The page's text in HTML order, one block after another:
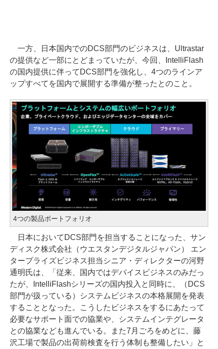
一方、日本国内でのDCS部門のビジネスは、Ultrastar
の提供など一部にとどまっていたが、今回、IntelliFlash
の国内提供に伴ってDCS部門を強化し、4つのラインア
ップすべてを国内で展開する準備が整ったとのこと。
4つの製品ポートフォリオ
日本においてDCS部門を担当することになった、サン
ディスク株式会社（ウエスタンデジタルジャパン） エン
タープライズビジネス担当シニア・ディレクターの河野
通明氏は、「従来、国内ではデバイスビジネスのみだっ
たが、IntelliFlashシリーズの国内投入と同時に、（DCS
部門が扱っている）システムビジネスの本格展開を発表
することとなった。こうしたビジネスをするにあたって
必要なサポート面での協業や、システムインテグレータ
との協業なども進んでいる。また7月ごろをめどに、藤
沢工場で製品の出荷前検査を行う体制も整備したい」と